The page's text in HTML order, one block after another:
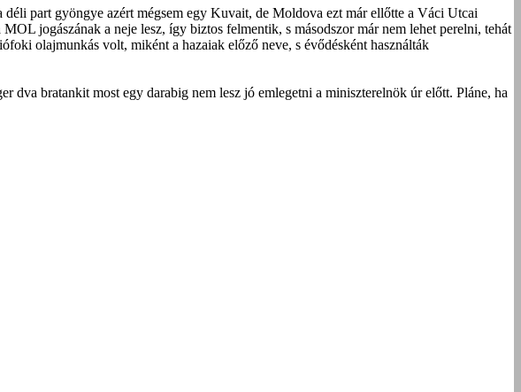
part gyöngye azért mégsem egy Kuvait, de Moldova ezt már ellőtte a Váci Utcai
jogászának a neje lesz, így biztos felmentik, s másodszor már nem lehet perelni, tehát
olajmunkás volt, miként a hazaiak előző neve, s évődésként használták
dva bratankit most egy darabig nem lesz jó emlegetni a miniszterelnök úr előtt. Pláne, ha